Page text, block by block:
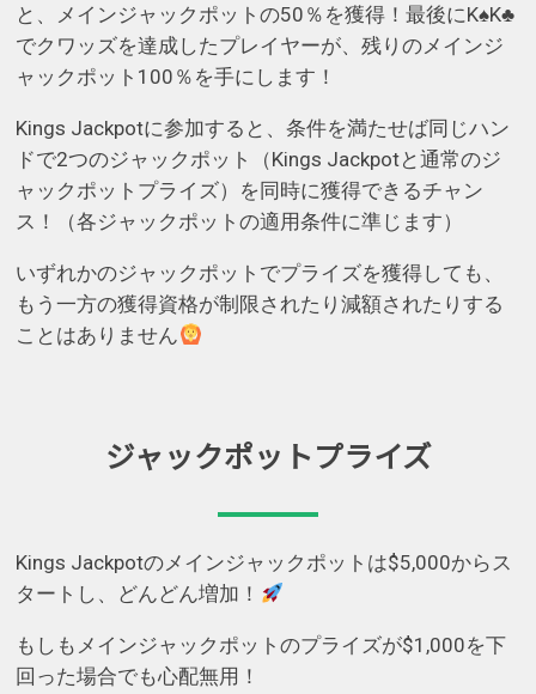
と、メインジャックポットの50％を獲得！最後にK♠K♣
でクワッズを達成したプレイヤーが、残りのメインジ
ャックポット100％を手にします！
Kings Jackpotに参加すると、条件を満たせば同じハン
ドで2つのジャックポット（Kings Jackpotと通常のジ
ャックポットプライズ）を同時に獲得できるチャン
ス！（各ジャックポットの適用条件に準じます）
いずれかのジャックポットでプライズを獲得しても、
もう一方の獲得資格が制限されたり減額されたりする
ことはありません
ジャックポットプライズ
Kings Jackpotのメインジャックポットは$5,000からス
タートし、どんどん増加！
もしもメインジャックポットのプライズが$1,000を下
回った場合でも心配無用！